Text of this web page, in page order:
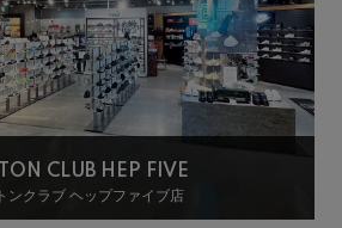
CLUB HEP FIVE
ンクラブ ヘップファイブ店